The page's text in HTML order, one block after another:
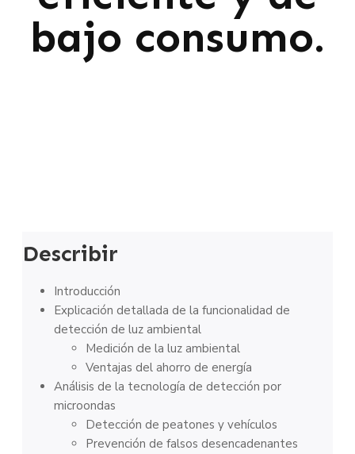
bajo consumo.
Describir
Introducción
Explicación detallada de la funcionalidad de
detección de luz ambiental
Medición de la luz ambiental
Ventajas del ahorro de energía
Análisis de la tecnología de detección por
microondas
Detección de peatones y vehículos
Prevención de falsos desencadenantes